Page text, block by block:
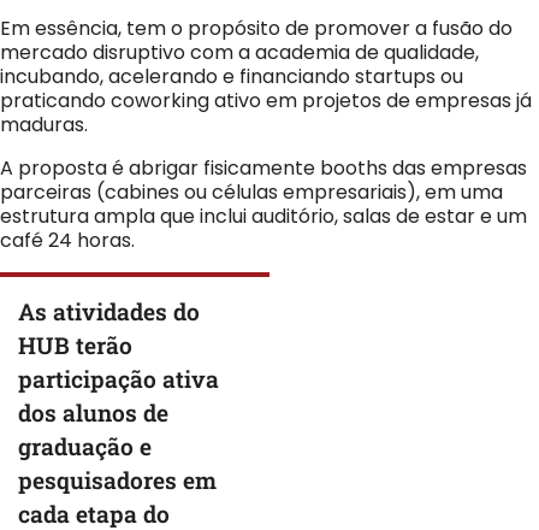
Em essência, tem o propósito de promover a fusão do
mercado disruptivo com a academia de qualidade,
incubando, acelerando e financiando startups ou
praticando coworking ativo em projetos de empresas já
maduras.
A proposta é abrigar fisicamente booths das empresas
parceiras (cabines ou células empresariais), em uma
estrutura ampla que inclui auditório, salas de estar e um
café 24 horas.
As atividades do
HUB terão
participação ativa
dos alunos de
graduação e
pesquisadores em
cada etapa do